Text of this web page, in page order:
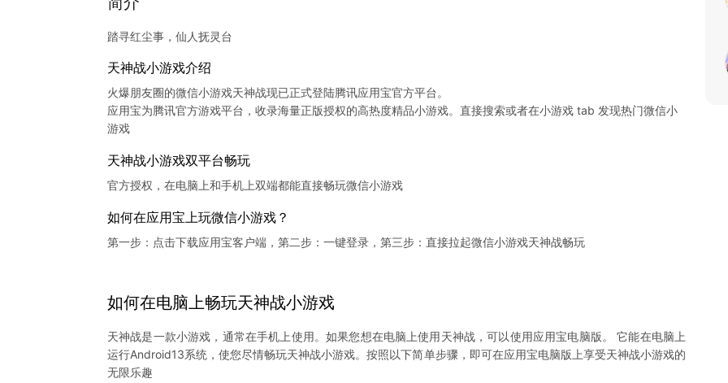
踏寻红尘事，仙人抚灵台
天神战小游戏介绍
火爆朋友圈的微信小游戏天神战现已正式登陆腾讯应用宝官方平台。
应用宝为腾讯官方游戏平台，收录海量正版授权的高热度精品小游戏。直接搜索或者在小游戏 tab 发现热门微信小
天神战小游戏双平台畅玩
官方授权，在电脑上和手机上双端都能直接畅玩微信小游戏
如何在应用宝上玩微信小游戏？
第一步：点击下载应用宝客户端，第二步：一键登录，第三步：直接拉起微信小游戏天神战畅玩
如何在电脑上畅玩天神战小游戏
天神战是一款小游戏，通常在手机上使用。如果您想在电脑上使用天神战，可以使用应用宝电脑版。 它能在电脑上
运行Android13系统，使您尽情畅玩天神战小游戏。按照以下简单步骤，即可在应用宝电脑版上享受天神战小游戏的
无限乐趣